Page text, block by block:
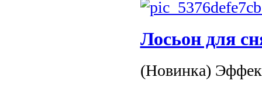
Лосьон для
(Новинка)